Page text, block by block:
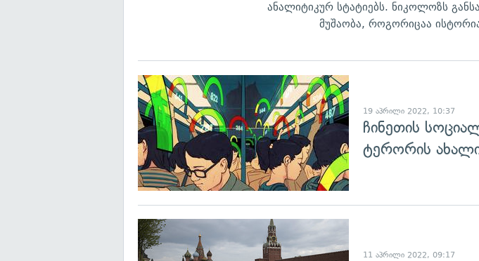
ანალიტიკურ სტატიებს. ნიკოლოზს
მუშაობა, როგორიცაა
19 აპრილი 2022, 10:37
ჩინეთის
ტერორის
11 აპრილი 2022, 09:17